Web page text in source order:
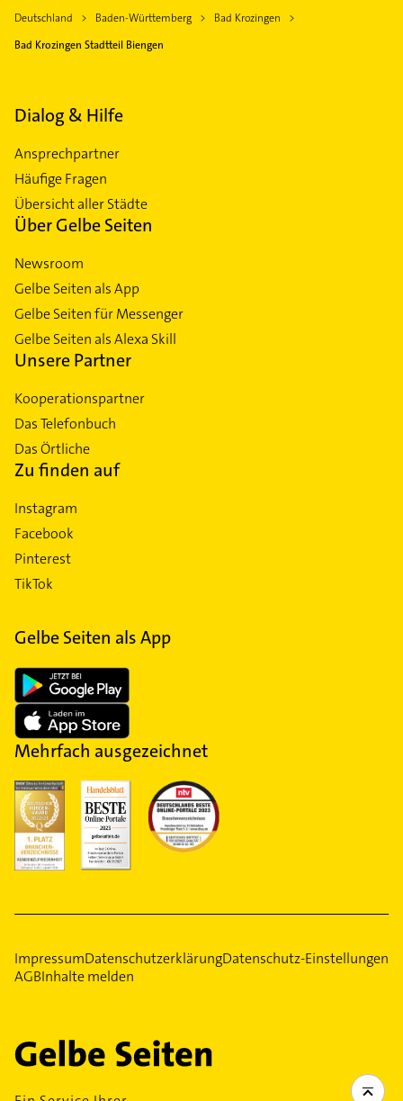
Deutschland Baden-Württemberg
Bad Krozingen
Bad Krozingen Stadtteil Biengen
Dialog & Hilfe
Ansprechpartner
Häufige Fragen
Übersicht aller Städte
Über Gelbe Seiten
Newsroom
Gelbe Seiten als App
Gelbe Seiten für Messenger
Gelbe Seiten als Alexa Skill
Unsere Partner
Kooperationspartner
Das Telefonbuch
Das Örtliche
Zu finden auf
Instagram
Facebook
Pinterest
TikTok
Gelbe Seiten als App
Mehrfach ausgezeichnet
ImpressumDatenschutzerklärungDatenschutz-Einstellungen
AGBInhalte melden